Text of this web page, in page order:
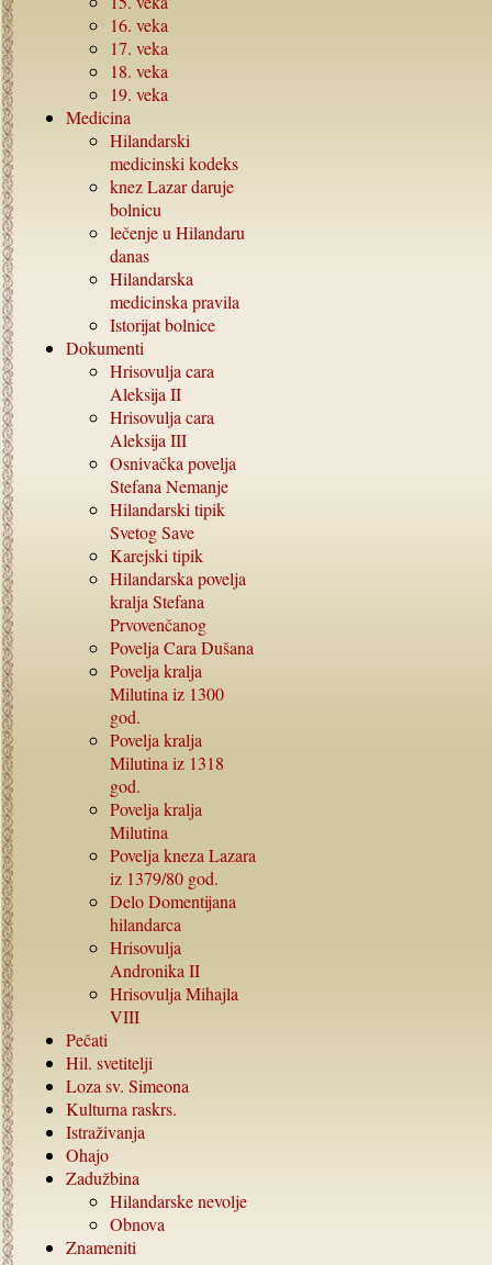
16. veka
17. veka
18. veka
19. veka
Medicina
Hilandarski
medicinski kodeks
knez Lazar daruje
bolnicu
lečenje u Hilandaru
danas
Hilandarska
medicinska pravila
Istorijat bolnice
Dokumenti
Hrisovulja cara
Aleksija II
Hrisovulja cara
Aleksija III
Osnivačka povelja
Stefana Nemanje
Hilandarski tipik
Svetog Save
Karejski tipik
Hilandarska povelja
kralja Stefana
Prvovenčanog
Povelja Cara Dušana
Povelja kralja
Milutina iz 1300
god.
Povelja kralja
Milutina iz 1318
god.
Povelja kralja
Milutina
Povelja kneza Lazara
iz 1379/80 god.
Delo Domentijana
hilandarca
Hrisovulja
Andronika II
Hrisovulja Mihajla
VIII
Pečati
Hil. svetitelji
Loza sv. Simeona
Kulturna raskrs.
Istraživanja
Ohajo
Zadužbina
Hilandarske nevolje
Obnova
Znameniti